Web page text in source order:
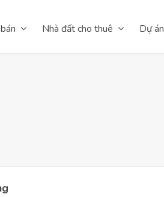
Nhà đất cho thuê Dự án